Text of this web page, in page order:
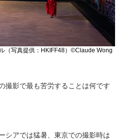
（写真提供：HKIFF48）©Claude Wong
撮影で最も苦労することは何です
シアでは猛暑、東京での撮影時は